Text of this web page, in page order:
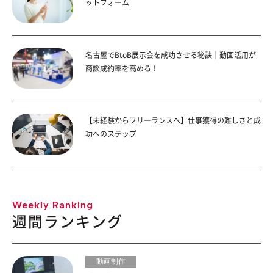
ットフォーム
名古屋でBtoB展示会を成功させる秘訣｜動画活用が
商談成約率を高める！
【未経験からフリーランスへ】仕事獲得の難しさと成
功へのステップ
Weekly Ranking
週間ランキング
動画制作